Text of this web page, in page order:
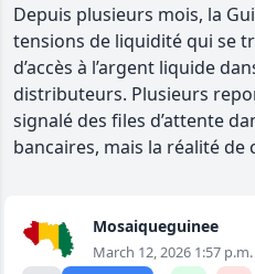
Depuis plusieurs mois, la
tensions de liquidité qui se
d’accès à l’argent liquide
distributeurs. Plusieurs
signalé des files d’attente
bancaires, mais la réalité de
Mosaiqueguinee
March 12, 2026 1:57 p.m.